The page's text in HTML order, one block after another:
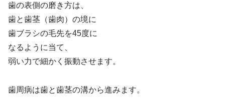
歯の表側の磨き方は、
歯と歯茎（歯肉）の境に
歯ブラシの毛先を45度に
なるように当て、
弱い力で細かく振動させます。
歯周病は歯と歯茎の溝から進みます。